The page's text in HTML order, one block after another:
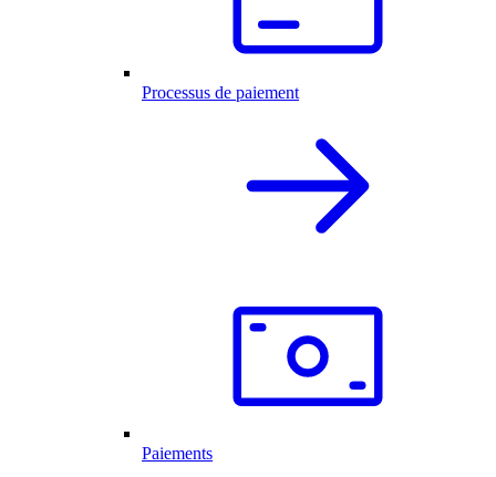
Processus de paiement
Paiements